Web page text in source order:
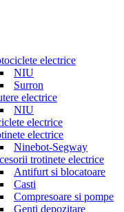
electrice
NIU
Surron
electrice
NIU
electrice
electrice
Ninebot-Segway
trotinete electrice
Antifurt si blocatoare
Casti
Compresoare si pompe
Genti depozitare